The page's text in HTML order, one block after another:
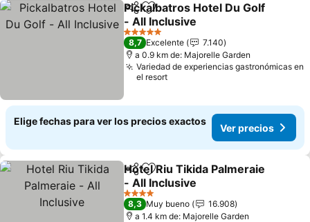
CompartirAgregar a favoritos
Pickalbatros Hotel Du Golf
- All Inclusive
5 Estrellas
8,7 Excelente
7.140
a 0.9 km de: Majorelle Garden
Variedad de experiencias gastronómicas en
el resort
Elige fechas para ver los precios exactos
Ver precios
CompartirAgregar a favoritos
Hotel Riu Tikida Palmeraie
- All Inclusive
4 Estrellas
8,3 Muy bueno
16.908
a 1.4 km de: Majorelle Garden